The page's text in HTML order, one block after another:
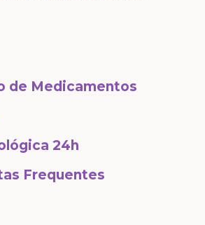
de Medicamentos
24h
Frequentes